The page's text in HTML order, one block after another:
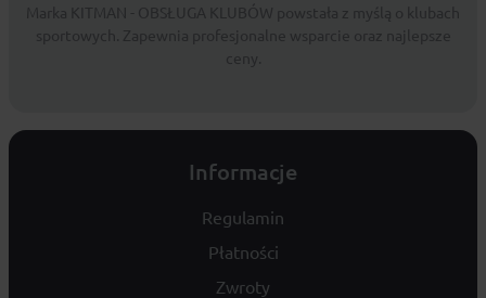
Informacje
Regulamin
Płatności
Zwroty